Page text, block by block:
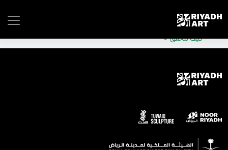
موقع حكومي رسمي تابع لحكومة المملكة العربية السعودية
كيف تتحقق